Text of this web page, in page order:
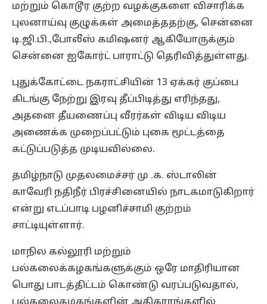
மற்றும் கொடூர குற்ற வழக்குகளை விசாரிக்க
புலனாய்வு குழுக்கள் அமைத்ததற்கு, சென்னை
டி.ஜி.பி.,போலீஸ் கமிஷனர் ஆகியோருக்கும்
சென்னை ஐகோர்ட் பாராட்டு தெரிவித்துள்ளது.
புதுக்கோட்டை நகராட்சியின் 13 ஏக்கர் குப்பை
கிடங்கு நேற்று இரவு தீப்பிடித்து எரிந்தது,
அதனை தீயணைப்பு வீரர்கள் விடிய விடிய
அணைக்க முறைப்பட்டும் புகை மூட்டத்தை
கட்டுப்படுத்த முடியவில்லை.
தமிழ்நாடு முதலமைச்சர் மு .க. ஸ்டாலின்
காவேரி நதிநீர் பிரச்சினையில் நாடகமாடுகிறார்
என்று எடப்பாடி பழனிச்சாமி குற்றம்
சாட்டியுள்ளார்.
மாநில கல்லூரி மற்றும்
பல்கலைக்கழகங்களுக்கும் ஒரே மாதிரியான
பொது பாடத்திட்டம் கொண்டு வரப்படுவதால்,